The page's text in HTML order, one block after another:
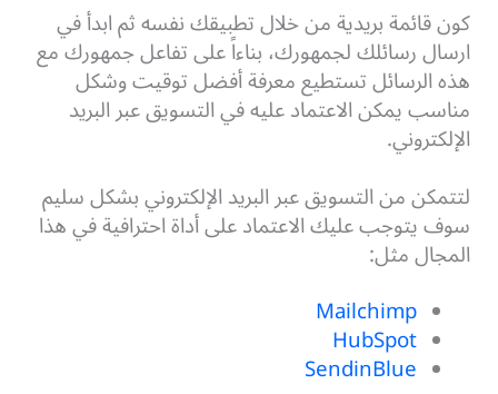
كون قائمة بريدية من خلال تطبيقك نفسه ثم ابدأ في
ارسال رسائلك لجمهورك، بناءاً على تفاعل جمهورك مع
هذه الرسائل تستطيع معرفة أفضل توقيت وشكل
مناسب يمكن الاعتماد عليه في التسويق عبر البريد
الإلكتروني.
لتتمكن من التسويق عبر البريد الإلكتروني بشكل سليم
سوف يتوجب عليك الاعتماد على أداة احترافية في هذا
المجال مثل:
Mailchimp
HubSpot
SendinBlue